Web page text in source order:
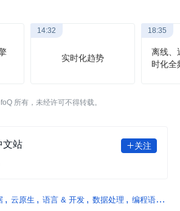
14:32
实时化趋势
18:35
离线、
时化全
所有，未经许可不得转载。
文站 关注
云原生 语言 & 开发 数据处理 编程语言